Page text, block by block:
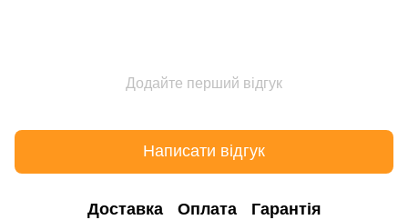
Додайте перший відгук
Написати відгук
Доставка Оплата Гарантія